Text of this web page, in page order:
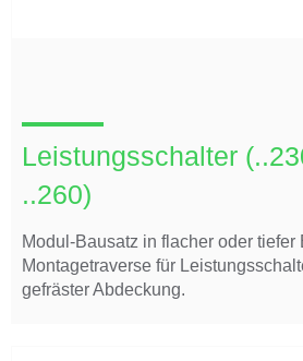
Leistungsschalter
..260)
Modul-Bausatz in flacher oder tiefer
Montagetraverse für
gefräster Abdeckung.